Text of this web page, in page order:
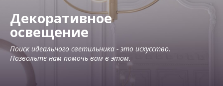
Декоративное
освещение
Поиск идеального светильника - это искусство.
Позвольте нам помочь вам в этом.